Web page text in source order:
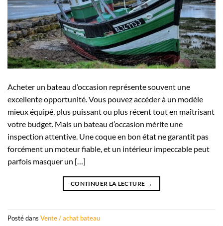
Acheter un bateau d’occasion représente souvent une
excellente opportunité. Vous pouvez accéder à un modèle
mieux équipé, plus puissant ou plus récent tout en maîtrisant
votre budget. Mais un bateau d’occasion mérite une
inspection attentive. Une coque en bon état ne garantit pas
forcément un moteur fiable, et un intérieur impeccable peut
parfois masquer un […]
CONTINUER LA LECTURE →
Posté dans Vente / achat bateau